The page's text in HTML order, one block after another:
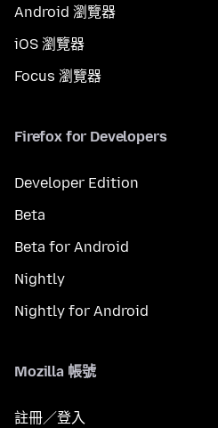
Android 瀏覽器
iOS 瀏覽器
Focus 瀏覽器
Firefox for Developers
Developer Edition
Beta
Beta for Android
Nightly
Nightly for Android
Mozilla 帳號
註冊／登入